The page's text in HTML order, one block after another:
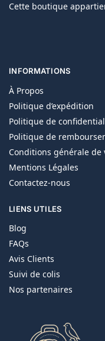
Cette boutique
INFORMATIONS
À Propos
Politique d’expédition
Politique de
Politique de
Conditions générale de
Mentions Légales
Contactez-nous
LIENS UTILES
Blog
FAQs
Avis Clients
Suivi de colis
Nos partenaires